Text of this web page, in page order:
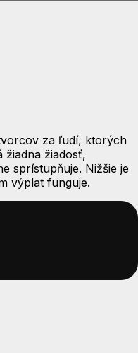
za ľudí, ktorých
žiadna žiadosť,
sprístupňuje. Nižšie je
výplat funguje.